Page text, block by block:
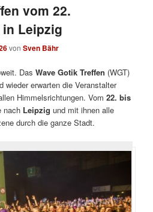
vom 22.
Leipzig
vonSven Bähr
DasWave Gotik Treffen (WGT)
wieder erwarten die Veranstalter
Himmelsrichtungen. Vom22. bis
nach Leipzig und mit ihnen alle
durch die ganze Stadt.